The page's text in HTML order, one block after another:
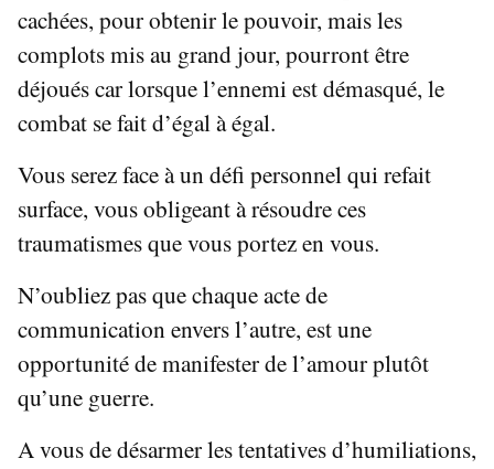
cachées, pour obtenir le pouvoir, mais les
complots mis au grand jour, pourront être
déjoués car lorsque l’ennemi est démasqué, le
combat se fait d’égal à égal.
Vous serez face à un défi personnel qui refait
surface, vous obligeant à résoudre ces
traumatismes que vous portez en vous.
N’oubliez pas que chaque acte de
communication envers l’autre, est une
opportunité de manifester de l’amour plutôt
qu’une guerre.
A vous de désarmer les tentatives d’humiliations,